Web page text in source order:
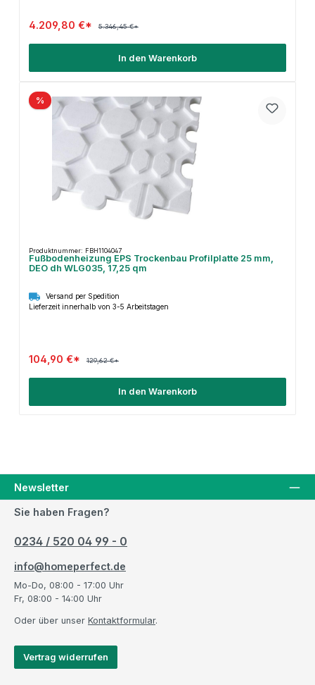
4.209,80 €* 5.346,45 €*
In den Warenkorb
%
Produktnummer: FBH1104047
Fußbodenheizung EPS Trockenbau Profilplatte 25 mm,
DEO dh WLG035, 17,25 qm
Versand per Spedition
Lieferzeit innerhalb von 3-5 Arbeitstagen
104,90 €* 129,62 €*
In den Warenkorb
Newsletter
Sie haben Fragen?
0234 / 520 04 99 - 0
info@homeperfect.de
Mo-Do, 08:00 - 17:00 Uhr
Fr, 08:00 - 14:00 Uhr
Oder über unser Kontaktformular.
Vertrag widerrufen